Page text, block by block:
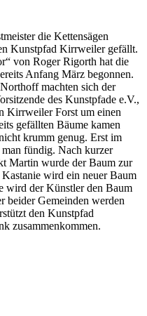
die Kettensägen
Kunstpfad Kirrweiler gefällt.
von Roger Rigorth hat die
Anfang März begonnen.
machten sich der
des Kunstpfade e.V.,
Kirrweiler Forst um einen
gefällten Bäume kamen
krumm genug. Erst im
fündig. Nach kurzer
Martin wurde der Baum zur
wird ein neuer Baum
wird der Künstler den Baum
beider Gemeinden werden
den Kunstpfad
zusammenkommen.